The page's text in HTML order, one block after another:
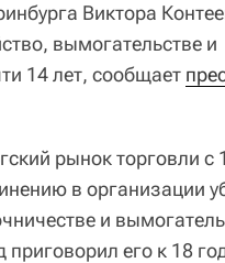
Виктора
вымогательстве и
14 лет, сообщает
рынок торговли с
в организации
и
приговорил его к 18